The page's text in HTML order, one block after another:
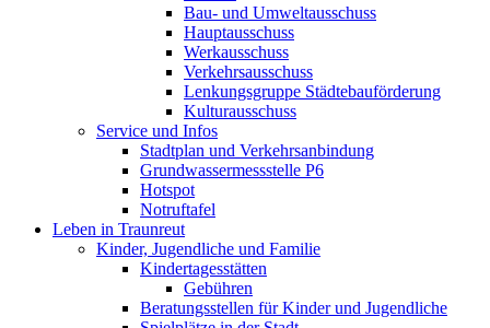
Bau- und Umweltausschuss
Hauptausschuss
Werkausschuss
Verkehrsausschuss
Lenkungsgruppe Städtebauförderung
Kulturausschuss
Service und Infos
Stadtplan und Verkehrsanbindung
Grundwassermessstelle P6
Hotspot
Notruftafel
Leben in Traunreut
Kinder, Jugendliche und Familie
Kindertagesstätten
Gebühren
Beratungsstellen für Kinder und Jugendliche